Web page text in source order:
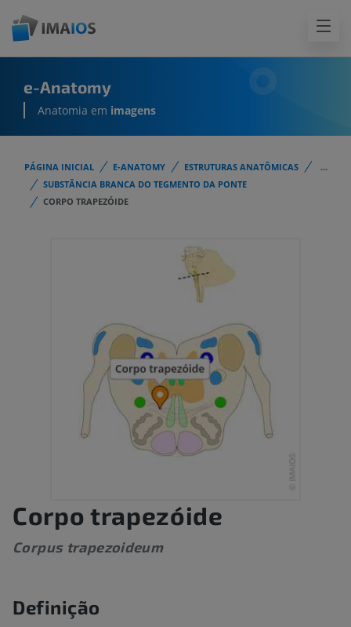
e-Anatomy
Anatomia em imagens
PÁGINA INICIAL E-ANATOMY ESTRUTURAS ANATÔMICAS
...
SUBSTÂNCIA BRANCA DO TEGMENTO DA PONTE
CORPO TRAPEZÓIDE
Corpo trapezóide
Corpus trapezoideum
Definição